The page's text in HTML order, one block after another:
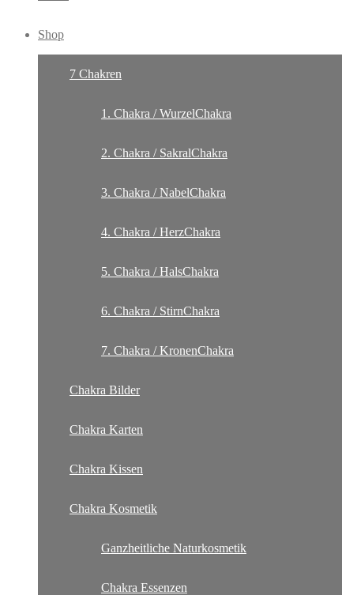
Shop
7 Chakren
1. Chakra / WurzelChakra
2. Chakra / SakralChakra
3. Chakra / NabelChakra
4. Chakra / HerzChakra
5. Chakra / HalsChakra
6. Chakra / StirnChakra
7. Chakra / KronenChakra
Chakra Bilder
Chakra Karten
Chakra Kissen
Chakra Kosmetik
Ganzheitliche Naturkosmetik
Chakra Essenzen